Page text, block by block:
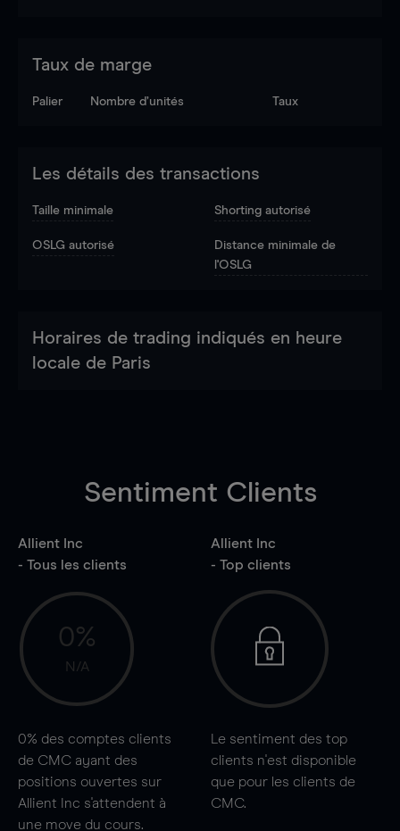
Taux de marge
Palier Nombre d’unités Taux
Les détails des transactions
Taille minimale Shorting autorisé
OSLG autorisé
Distance minimale de
l'OSLG
Horaires de trading indiqués en heure
locale de Paris
Sentiment Clients
Allient Inc
- Tous les clients
0%
N/A
0% des comptes clients
de CMC ayant des
positions ouvertes sur
Allient Inc s'attendent à
une move du cours.
Allient Inc
- Top clients
Le sentiment des top
clients n'est disponible
que pour les clients de
CMC.